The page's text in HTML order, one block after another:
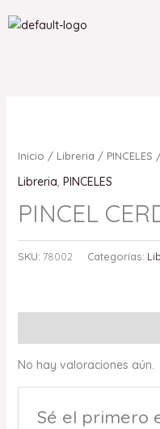
al
Inicio / Libreria / PINCELES
Libreria, PINCELES
PINCEL
SKU: 78002 Categorías:
No hay valoraciones aún.
Sé el primero